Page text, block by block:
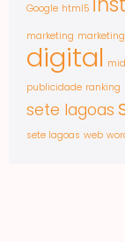
Google html5
marketing
digital
publicidade ranking
sete lagoas
sete lagoas web